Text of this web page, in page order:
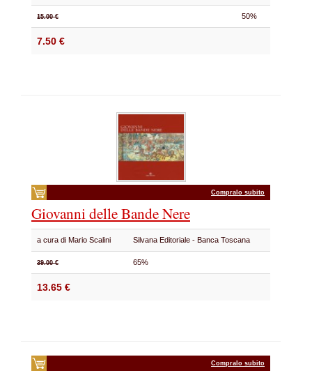
15.00 € 50%
7.50 €
Compralo subito
Giovanni delle Bande Nere
a cura di Mario Scalini Silvana Editoriale - Banca Toscana
39.00 € 65%
13.65 €
Compralo subito